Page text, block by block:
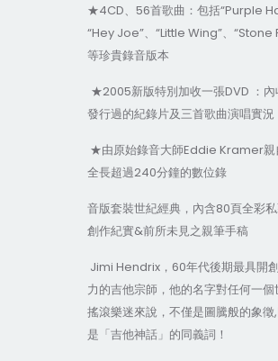
★4CD、56首歌曲：包括“Purple
“Hey Joe”、“Little Wing”、“Stone
等珍貴錄音版本
★2005新版特別加收一張DVD ：內
發行過的紀錄片及三首歌曲演唱實況
★由原始錄音大師Eddie Kramer親
全長超過240分鐘的數位錄
音版套裝世紀經典，內含80頁全彩私
創作紀實&前所未見之親筆手稿
Jimi Hendrix，60年代後期最具開
力的吉他宗師，他的名字對任何一個
搖滾樂迷來說，不僅是圖騰般的象徵
是「吉他神話」的同義詞！